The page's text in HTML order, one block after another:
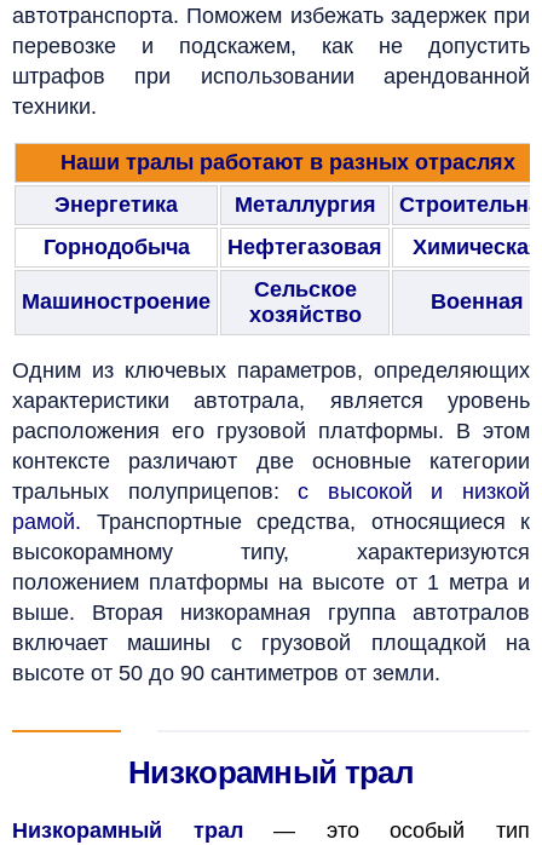
автотранспорта. Поможем избежать задержек при
перевозке и подскажем, как не допустить
штрафов при использовании арендованной
техники.
Наши тралы работают в разных отраслях
Энергетика
Металлургия
Горнодобыча
Нефтегазовая Химическая
Машиностроение
Сельское
хозяйство
Военная
Одним из ключевых параметров, определяющих
характеристики автотрала, является уровень
расположения его грузовой платформы. В этом
контексте различают две основные категории
тральных полуприцепов:с высокой и низкой
рамой. Транспортные средства, относящиеся к
высокорамному типу, характеризуются
положением платформы на высоте от 1 метра и
выше. Вторая низкорамная группа автотралов
включает машины с грузовой площадкой на
высоте от 50 до 90 сантиметров от земли.
Низкорамный трал
Низкорамный трал— это особый тип